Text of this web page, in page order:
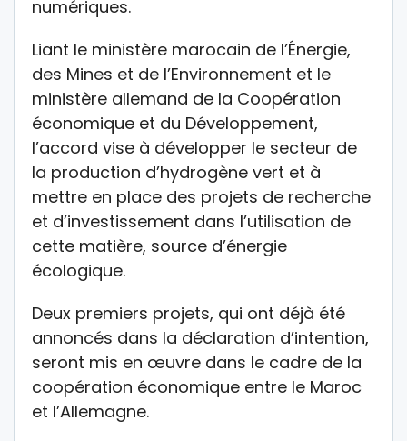
numériques.
Liant le ministère marocain de l’Énergie,
des Mines et de l’Environnement et le
ministère allemand de la Coopération
économique et du Développement,
l’accord vise à développer le secteur de
la production d’hydrogène vert et à
mettre en place des projets de recherche
et d’investissement dans l’utilisation de
cette matière, source d’énergie
écologique.
Deux premiers projets, qui ont déjà été
annoncés dans la déclaration d’intention,
seront mis en œuvre dans le cadre de la
coopération économique entre le Maroc
et l’Allemagne.